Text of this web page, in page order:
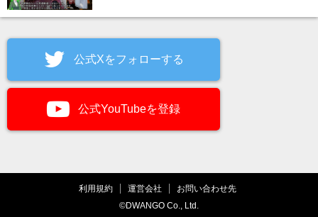
公式Xをフォローする
公式YouTubeを登録
利用規約 運営会社
お問い合わせ先
©DWANGO Co., Ltd.